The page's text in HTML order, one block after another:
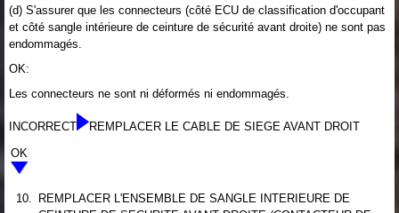
(d) S'assurer que les connecteurs (côté ECU de classification d'occupant
et côté sangle intérieure de ceinture de sécurité avant droite) ne sont pas
endommagés.
OK:
Les connecteurs ne sont ni déformés ni endommagés.
INCORRECT
REMPLACER LE CABLE DE SIEGE AVANT DROIT
OK
10.
REMPLACER L'ENSEMBLE DE SANGLE INTERIEURE DE